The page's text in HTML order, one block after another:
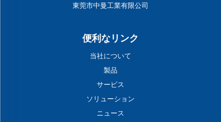
東莞市中曼工業有限公司
便利なリンク
当社について
製品
サービス
ソリューション
ニュース